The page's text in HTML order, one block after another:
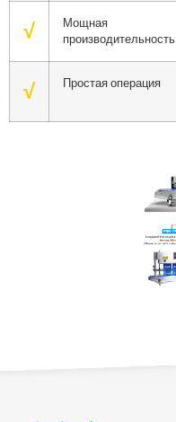
√
Мощная
производительность
√ Простая операция